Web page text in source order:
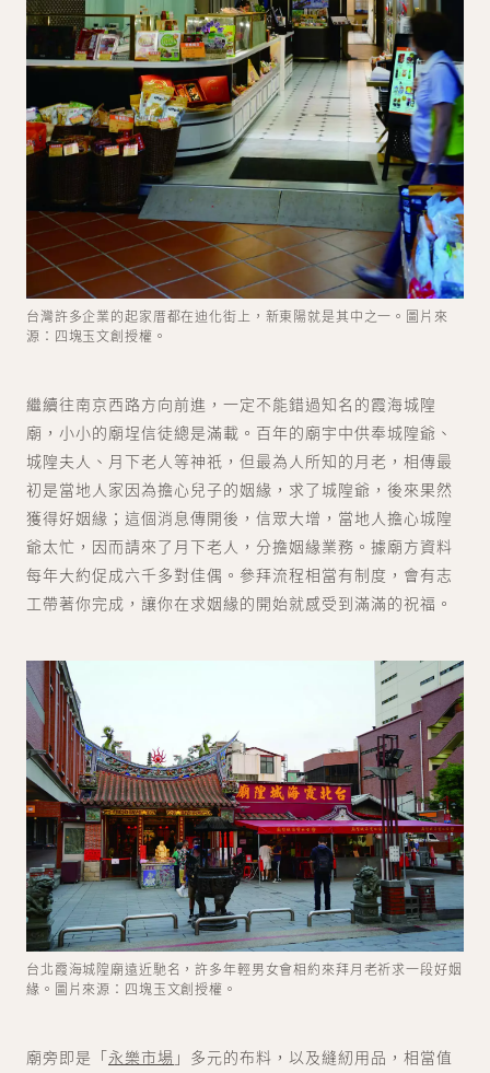
台灣許多企業的起家厝都在迪化街上，新東陽就是其中之一。圖片來
源：四塊玉文創授權。
繼續往南京西路方向前進，一定不能錯過知名的霞海城隍
廟，小小的廟埕信徒總是滿載。百年的廟宇中供奉城隍爺、
城隍夫人、月下老人等神祇，但最為人所知的月老，相傳最
初是當地人家因為擔心兒子的姻緣，求了城隍爺，後來果然
獲得好姻緣；這個消息傳開後，信眾大增，當地人擔心城隍
爺太忙，因而請來了月下老人，分擔姻緣業務。據廟方資料
每年大約促成六千多對佳偶。參拜流程相當有制度，會有志
工帶著你完成，讓你在求姻緣的開始就感受到滿滿的祝福。
台北霞海城隍廟遠近馳名，許多年輕男女會相約來拜月老祈求一段好姻
緣。圖片來源：四塊玉文創授權。
廟旁即是「永樂市場 」多元的布料，以及縫紉用品，相當值